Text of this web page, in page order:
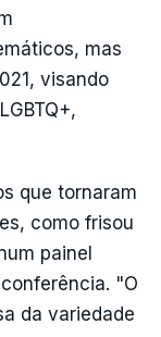
mas
visando
que tornaram
como frisou
painel
"O
da variedade